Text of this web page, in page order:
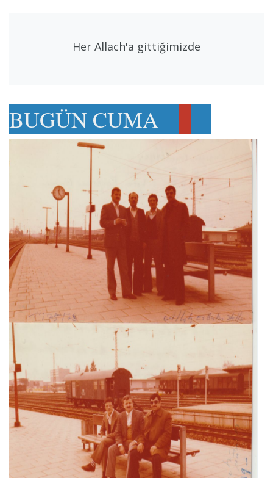
Her Allach'a gittiğimizde
BUGÜN CUMA